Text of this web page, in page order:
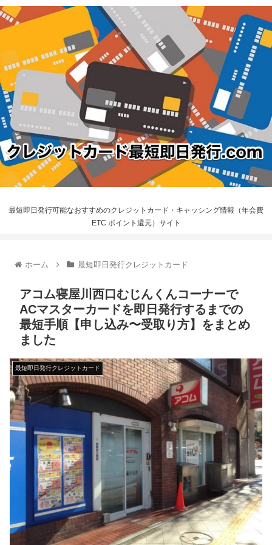
最短即日発行可能なおすすめのクレジットカード・キャッシング情報（年会費
ETC ポイント還元）サイト
ホーム 最短即日発行クレジットカード
アコム寝屋川西口むじんくんコーナーで
ACマスターカードを即日発行するまでの
最短手順【申し込み〜受取り方】をまとめ
ました
最短即日発行クレジットカード